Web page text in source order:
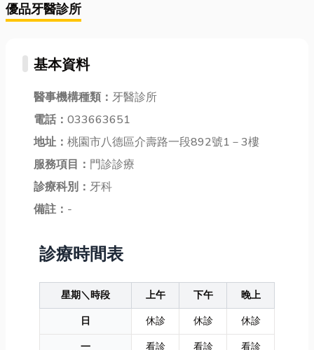
優品牙醫診所
基本資料
醫事機構種類： 牙醫診所
電話： 033663651
地址： 桃園市八德區介壽路一段892號1－3樓
服務項目： 門診診療
診療科別： 牙科
備註： -
診療時間表
星期＼時段 上午 下午
晚上
日
休診 休診
休診
一
看診 看診
看診